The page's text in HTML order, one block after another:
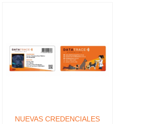
NUEVAS CREDENCIALES